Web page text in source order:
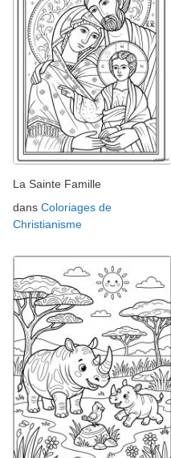
La Sainte Famille
dans Coloriages de
Christianisme